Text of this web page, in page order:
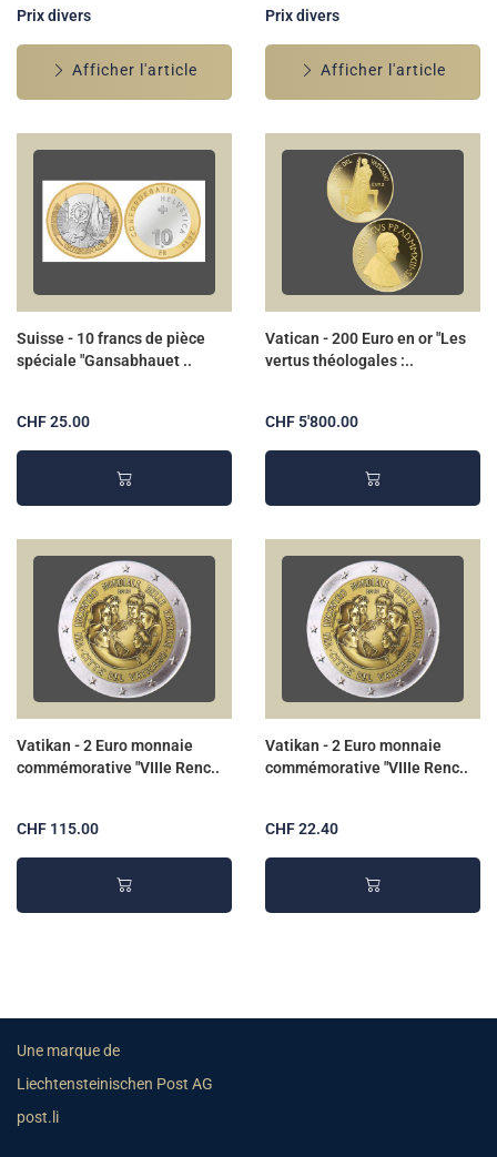
Prix divers
Afficher l'article
Prix divers
Afficher l'article
Suisse - 10 francs de pièce
spéciale "Gansabhauet ..
CHF 25.00
Vatican - 200 Euro en or "Les
vertus théologales :..
CHF 5'800.00
Vatikan - 2 Euro monnaie
commémorative "VIIIe Renc..
CHF 115.00
Vatikan - 2 Euro monnaie
commémorative "VIIIe Renc..
CHF 22.40
Une marque de
Liechtensteinischen Post AG
post.li